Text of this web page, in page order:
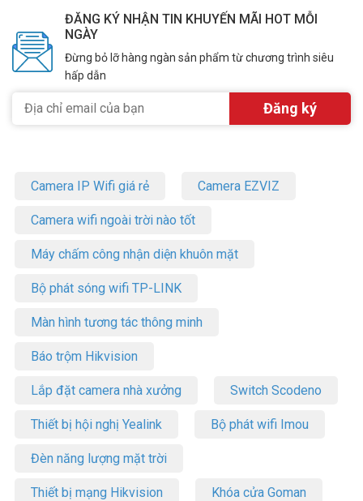
ĐĂNG KÝ NHẬN TIN KHUYẾN MÃI HOT MỖI
NGÀY
Đừng bỏ lỡ hàng ngàn sản phẩm từ chương trình siêu
hấp dẫn
Camera IP Wifi giá rẻ Camera EZVIZ
Camera wifi ngoài trời nào tốt
Máy chấm công nhận diện khuôn mặt
Bộ phát sóng wifi TP-LINK
Màn hình tương tác thông minh
Báo trộm Hikvision
Lắp đặt camera nhà xưởng Switch Scodeno
Thiết bị hội nghị Yealink Bộ phát wifi Imou
Đèn năng lượng mặt trời
Thiết bị mạng Hikvision Khóa cửa Goman